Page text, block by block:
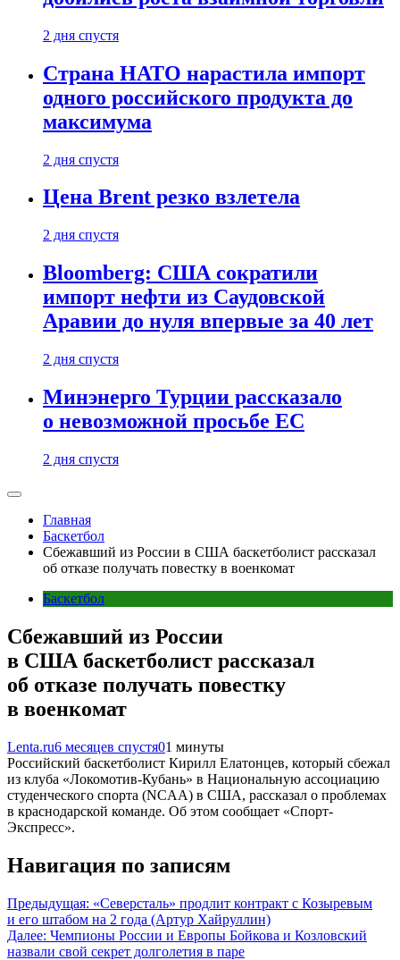
2 дня спустя
Страна НАТО нарастила импорт
одного российского продукта до
максимума
2 дня спустя
Цена Brent резко взлетела
2 дня спустя
Bloomberg: США сократили
импорт нефти из Саудовской
Аравии до нуля впервые за 40 лет
2 дня спустя
Минэнерго Турции рассказало
о невозможной просьбе ЕС
2 дня спустя
Главная
Баскетбол
Сбежавший из России в США баскетболист рассказал
об отказе получать повестку в военкомат
Баскетбол
Сбежавший из России
в США баскетболист рассказал
об отказе получать повестку
в военкомат
Lenta.ru6 месяцев спустя01 минуты
Российский баскетболист Кирилл Елатонцев, который сбежал
из клуба «Локомотив-Кубань» в Национальную ассоциацию
студенческого спорта (NCAA) в США, рассказал о проблемах
в краснодарской команде. Об этом сообщает «Спорт-
Экспресс».
Навигация по записям
Предыдущая: «Северсталь» продлит контракт с Козыревым
и его штабом на 2 года (Артур Хайруллин)
Далее: Чемпионы России и Европы Бойкова и Козловский
назвали свой секрет долголетия в паре